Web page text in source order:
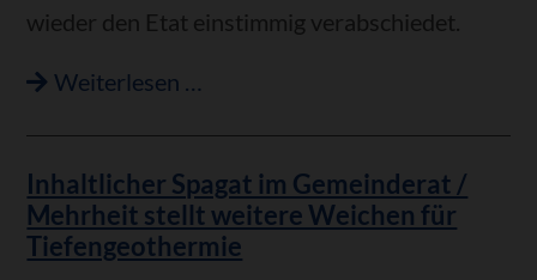
wieder den Etat einstimmig verabschiedet.
Weiterlesen …
Haushalt
2025/
In
Inhaltlicher Spagat im Gemeinderat /
Mehrheit stellt weitere Weichen für
Tiefengeothermie